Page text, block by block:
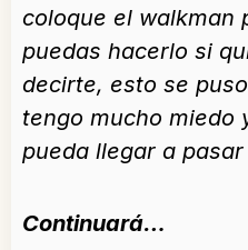
coloque el walkman
puedas hacerlo si
decirte, esto se
tengo mucho miedo
pueda llegar a pasar
Continuará…